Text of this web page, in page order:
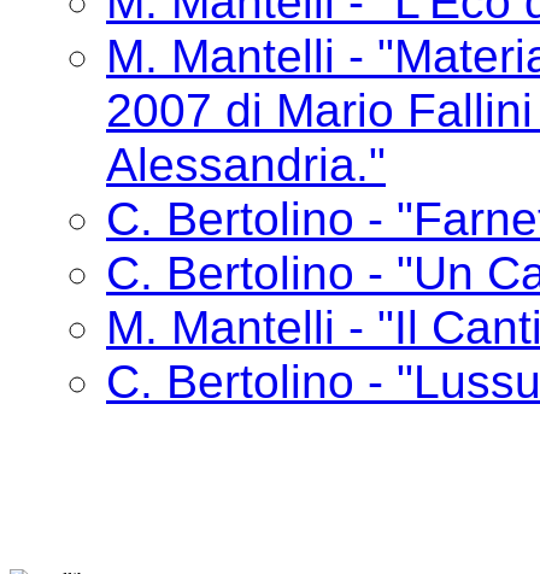
M. Mantelli -
2007 di Mario
Alessandria."
C. Bertolino -
C. Bertolino - "Un
M. Mantelli - "Il
C. Bertolino -